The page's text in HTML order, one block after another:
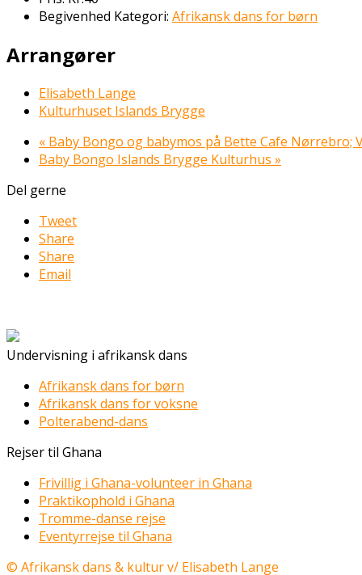
Begivenhed Kategori: Afrikansk dans for børn
Arrangører
Elisabeth Lange
Kulturhuset Islands Brygge
« Baby Bongo og babymos på Bette Cafe Nørrebro;
Baby Bongo Islands Brygge Kulturhus »
Del gerne
Tweet
Share
Share
Email
Undervisning i afrikansk dans
Afrikansk dans for børn
Afrikansk dans for voksne
Polterabend-dans
Rejser til Ghana
Frivillig i Ghana-volunteer in Ghana
Praktikophold i Ghana
Tromme-danse rejse
Eventyrrejse til Ghana
© Afrikansk dans & kultur v/ Elisabeth Lange